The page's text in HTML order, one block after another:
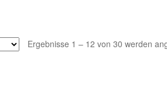
Ergebnisse 1 – 12 von 30 werden